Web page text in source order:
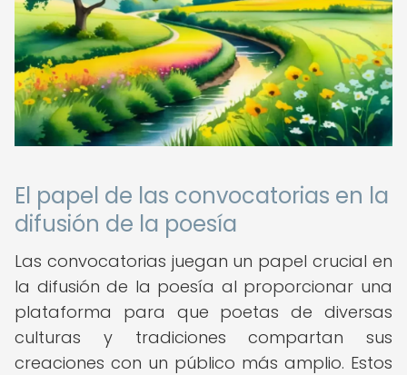
El papel de las convocatorias en la
difusión de la poesía
Las convocatorias juegan un papel crucial en
la difusión de la poesía al proporcionar una
plataforma para que poetas de diversas
culturas y tradiciones compartan sus
creaciones con un público más amplio. Estos